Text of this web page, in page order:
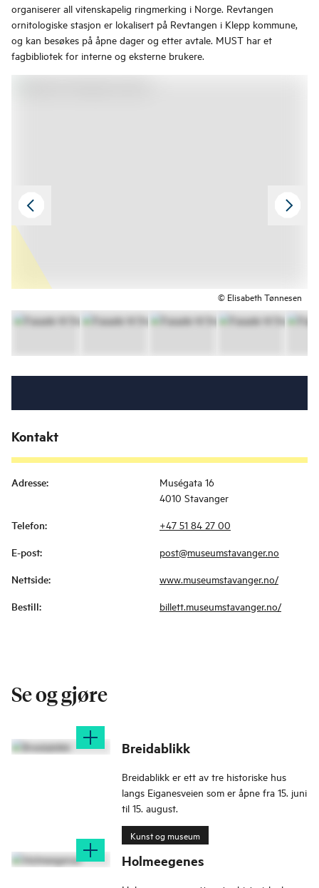
organiserer all vitenskapelig ringmerking i Norge. Revtangen
ornitologiske stasjon er lokalisert på Revtangen i Klepp kommune,
og kan besøkes på åpne dager og etter avtale. MUST har et
fagbibliotek for interne og eksterne brukere.
© Elisabeth Tønnesen
Kontakt
Adresse:
Muségata 16
4010 Stavanger
Telefon: +47 51 84 27 00
E-post: post@museumstavanger.no
Nettside: www.museumstavanger.no/
Bestill: billett.museumstavanger.no/
Se og gjøre
Breidablikk
Breidablikk er ett av tre historiske hus
langs Eiganesveien som er åpne fra 15. juni
til 15. august.
Kunst og museum
Holmeegenes